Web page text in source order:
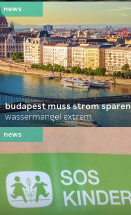
budapest muss strom sparen
wassermangel extrem